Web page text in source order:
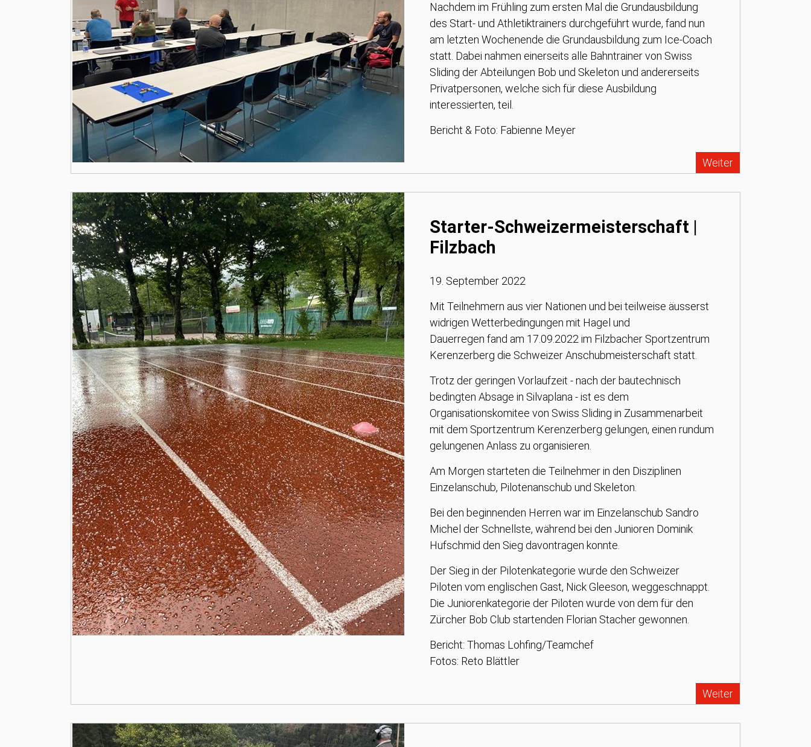
Nachdem im Frühling zum ersten Mal die Grundausbildung
des Start- und Athletiktrainers durchgeführt wurde, fand nun
am letzten Wochenende die Grundausbildung zum Ice-Coach
statt. Dabei nahmen einerseits alle Bahntrainer von Swiss
Sliding der Abteilungen Bob und Skeleton und andererseits
Privatpersonen, welche sich für diese Ausbildung
interessierten, teil.
Bericht & Foto: Fabienne Meyer
Weiter
Starter-Schweizermeisterschaft |
Filzbach
19. September 2022
Mit Teilnehmern aus vier Nationen und bei teilweise äusserst
widrigen Wetterbedingungen mit Hagel und
Dauerregen fand am 17.09.2022 im Filzbacher Sportzentrum
Kerenzerberg die Schweizer Anschubmeisterschaft statt.
Trotz der geringen Vorlaufzeit - nach der bautechnisch
bedingten Absage in Silvaplana - ist es dem
Organisationskomitee von Swiss Sliding in Zusammenarbeit
mit dem Sportzentrum Kerenzerberg gelungen, einen rundum
gelungenen Anlass zu organisieren.
Am Morgen starteten die Teilnehmer in den Disziplinen
Einzelanschub, Pilotenanschub und Skeleton.
Bei den beginnenden Herren war im Einzelanschub Sandro
Michel der Schnellste, während bei den Junioren Dominik
Hufschmid den Sieg davontragen konnte.
Der Sieg in der Pilotenkategorie wurde den Schweizer
Piloten vom englischen Gast, Nick Gleeson, weggeschnappt.
Die Juniorenkategorie der Piloten wurde von dem für den
Zürcher Bob Club startenden Florian Stacher gewonnen.
Bericht: Thomas Lohfing/Teamchef
Fotos: Reto Blättler
Weiter